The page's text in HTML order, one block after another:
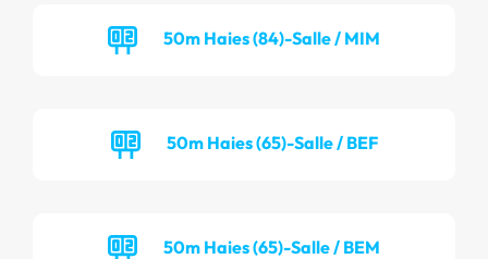
50m Haies (84)-Salle / MIM
50m Haies (65)-Salle / BEF
50m Haies (65)-Salle / BEM